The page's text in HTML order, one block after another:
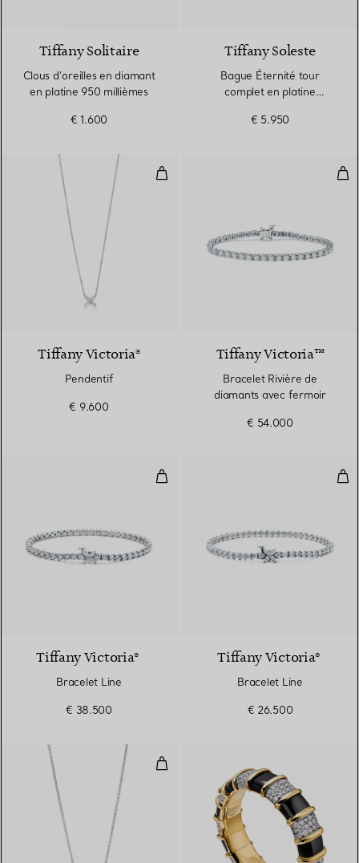
Tiffany Solitaire
Clous d’oreilles en diamant
en platine 950 millièmes
€ 1.600
Tiffany Soleste
Bague Éternité tour
complet en platine
Largeur
€ 5.950
Pendentif
Tiffany Victoria®
Pendentif
€ 9.600
Tiffany Victoria™
Bracelet Rivière de
diamants avec fermoir
€ 54.000
Bracelet Line
Tiffany Victoria®
Bracelet Line
€ 38.500
Tiffany Victoria®
Bracelet Line
€ 26.500
Pendentif